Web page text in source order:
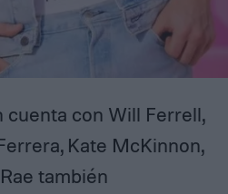
cuenta con Will Ferrell,
Kate McKinnon,
también